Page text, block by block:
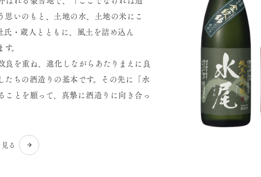
思いのもと、土地の水、土地の米にこ
氏・蔵人とともに、風土を詰め込ん
。
良を重ね、進化しながらあたりまえに良
たちの酒造りの基本です。その先に「水
とを願って、真摯に酒造りに向き合っ
る